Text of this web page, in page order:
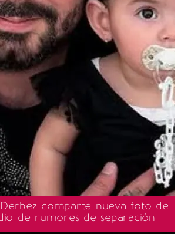
comparte nueva foto de
de rumores de separación